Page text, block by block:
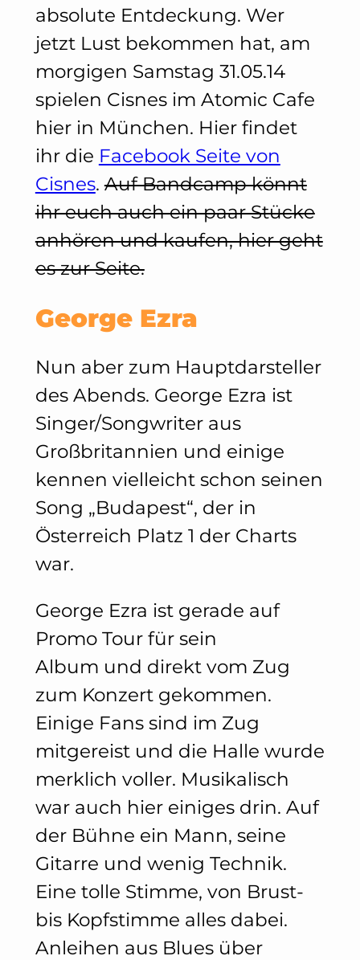
absolute Entdeckung. Wer
jetzt Lust bekommen hat, am
morgigen Samstag 31.05.14
spielen Cisnes im Atomic Cafe
hier in München. Hier findet
ihr die Facebook Seite von
Cisnes.Auf Bandcamp könnt
ihr euch auch ein paar Stücke
anhören und kaufen, hier geht
es zur Seite.
George Ezra
Nun aber zum Hauptdarsteller
des Abends. George Ezra ist
Singer/Songwriter aus
Großbritannien und einige
kennen vielleicht schon seinen
Song „Budapest“, der in
Österreich Platz 1 der Charts
war.
George Ezra ist gerade auf
Promo Tour für sein
Album und direkt vom Zug
zum Konzert gekommen.
Einige Fans sind im Zug
mitgereist und die Halle wurde
merklich voller. Musikalisch
war auch hier einiges drin. Auf
der Bühne ein Mann, seine
Gitarre und wenig Technik.
Eine tolle Stimme, von Brust-
bis Kopfstimme alles dabei.
Anleihen aus Blues über